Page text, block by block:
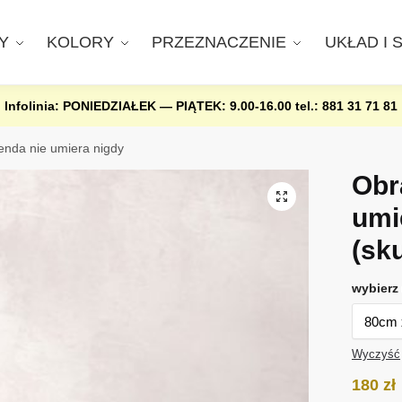
KOLORY PRZEZNACZENIE UKŁAD I
Infolinia: PONIEDZIAŁEK — PIĄTEK: 9.00-16.00 tel.: 881 31 71 81
nie umiera nigdy
wybierz
Wyczyść
180 zł